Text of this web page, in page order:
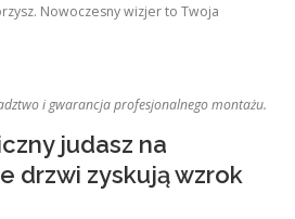
Nowoczesny wizjer to Twoja
i gwarancja profesjonalnego montażu.
judasz na
drzwi zyskują wzrok